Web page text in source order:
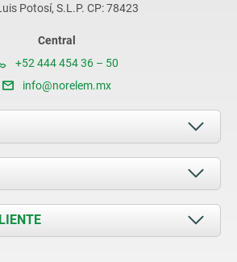
Potosí, S.L.P. CP: 78423
Central
+52 444 454 36 – 50
info@norelem.mx